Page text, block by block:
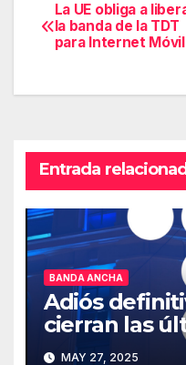
de
entradas
La UE obliga a
la banda de la TDT
para Internet Móvil
Entrada
BANDA ANCHA
Adiós
cierran las
en España
MAY 27, 2025